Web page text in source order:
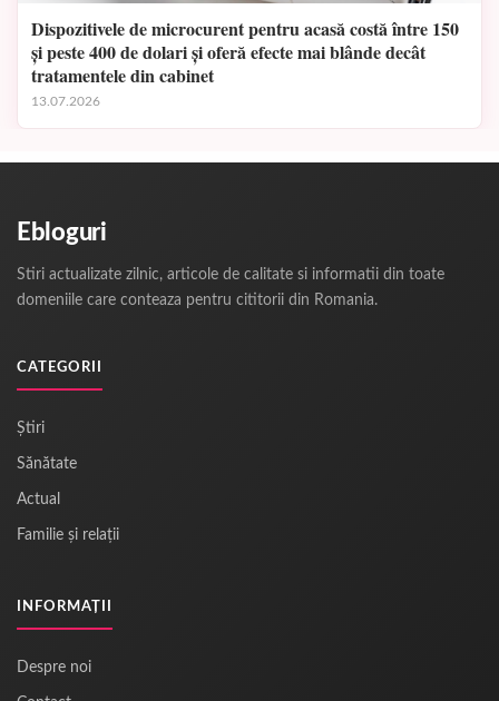
Dispozitivele de microcurent pentru acasă costă între 150
și peste 400 de dolari și oferă efecte mai blânde decât
tratamentele din cabinet
13.07.2026
Ebloguri
Stiri actualizate zilnic, articole de calitate si informatii din toate
domeniile care conteaza pentru cititorii din Romania.
CATEGORII
Știri
Sănătate
Actual
Familie și relații
INFORMAȚII
Despre noi